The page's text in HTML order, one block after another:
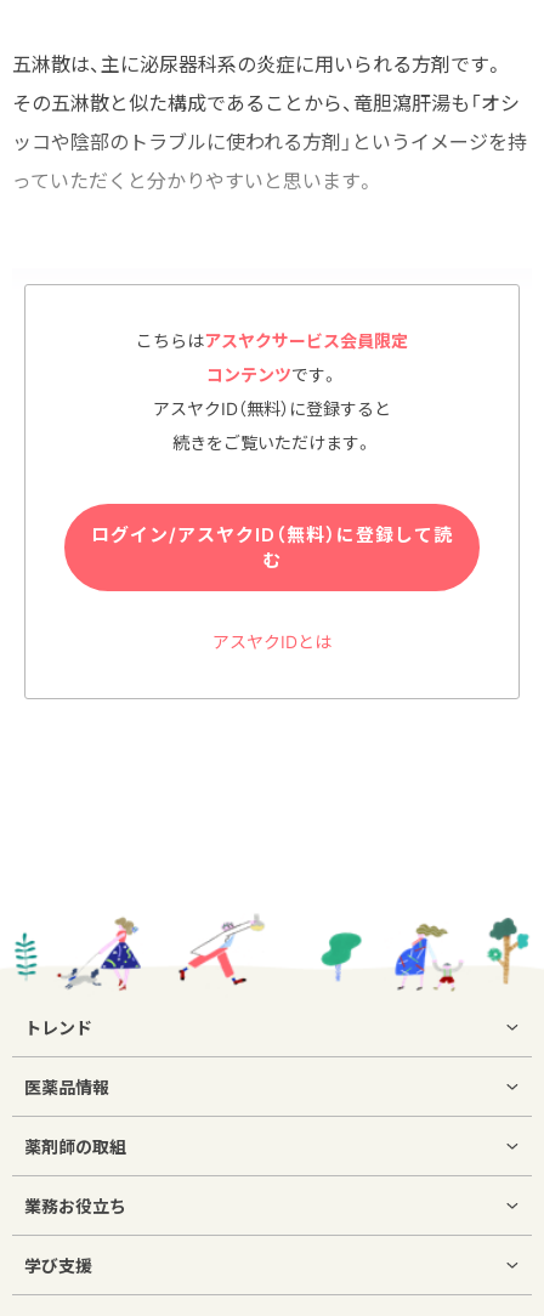
五淋散は、主に泌尿器科系の炎症に用いられる方剤です。
その五淋散と似た構成であることから、竜胆瀉肝湯も「オシ
ッコや陰部のトラブルに使われる方剤」というイメージを持
っていただくと分かりやすいと思います。
ウタンとは
こちらはアスヤクサービス会員限定
コンテンツです。
アスヤクID（無料）に登録すると
続きをご覧いただけます。
ログイン/アスヤクID（無料）に登録して読
む
アスヤクIDとは
トレンド
医薬品情報
薬剤師の取組
業務お役立ち
学び支援